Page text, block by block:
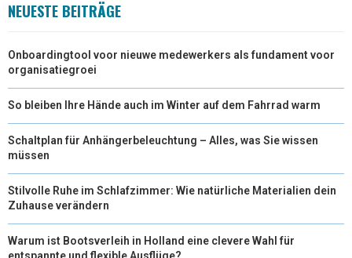
NEUESTE BEITRÄGE
Onboardingtool voor nieuwe medewerkers als fundament voor
organisatiegroei
So bleiben Ihre Hände auch im Winter auf dem Fahrrad warm
Schaltplan für Anhängerbeleuchtung – Alles, was Sie wissen
müssen
Stilvolle Ruhe im Schlafzimmer: Wie natürliche Materialien dein
Zuhause verändern
Warum ist Bootsverleih in Holland eine clevere Wahl für